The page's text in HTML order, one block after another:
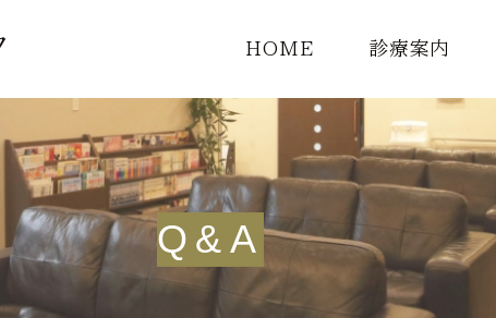
HOME 診療案内
診療一覧
頭痛外来
MRI検査
Q&A